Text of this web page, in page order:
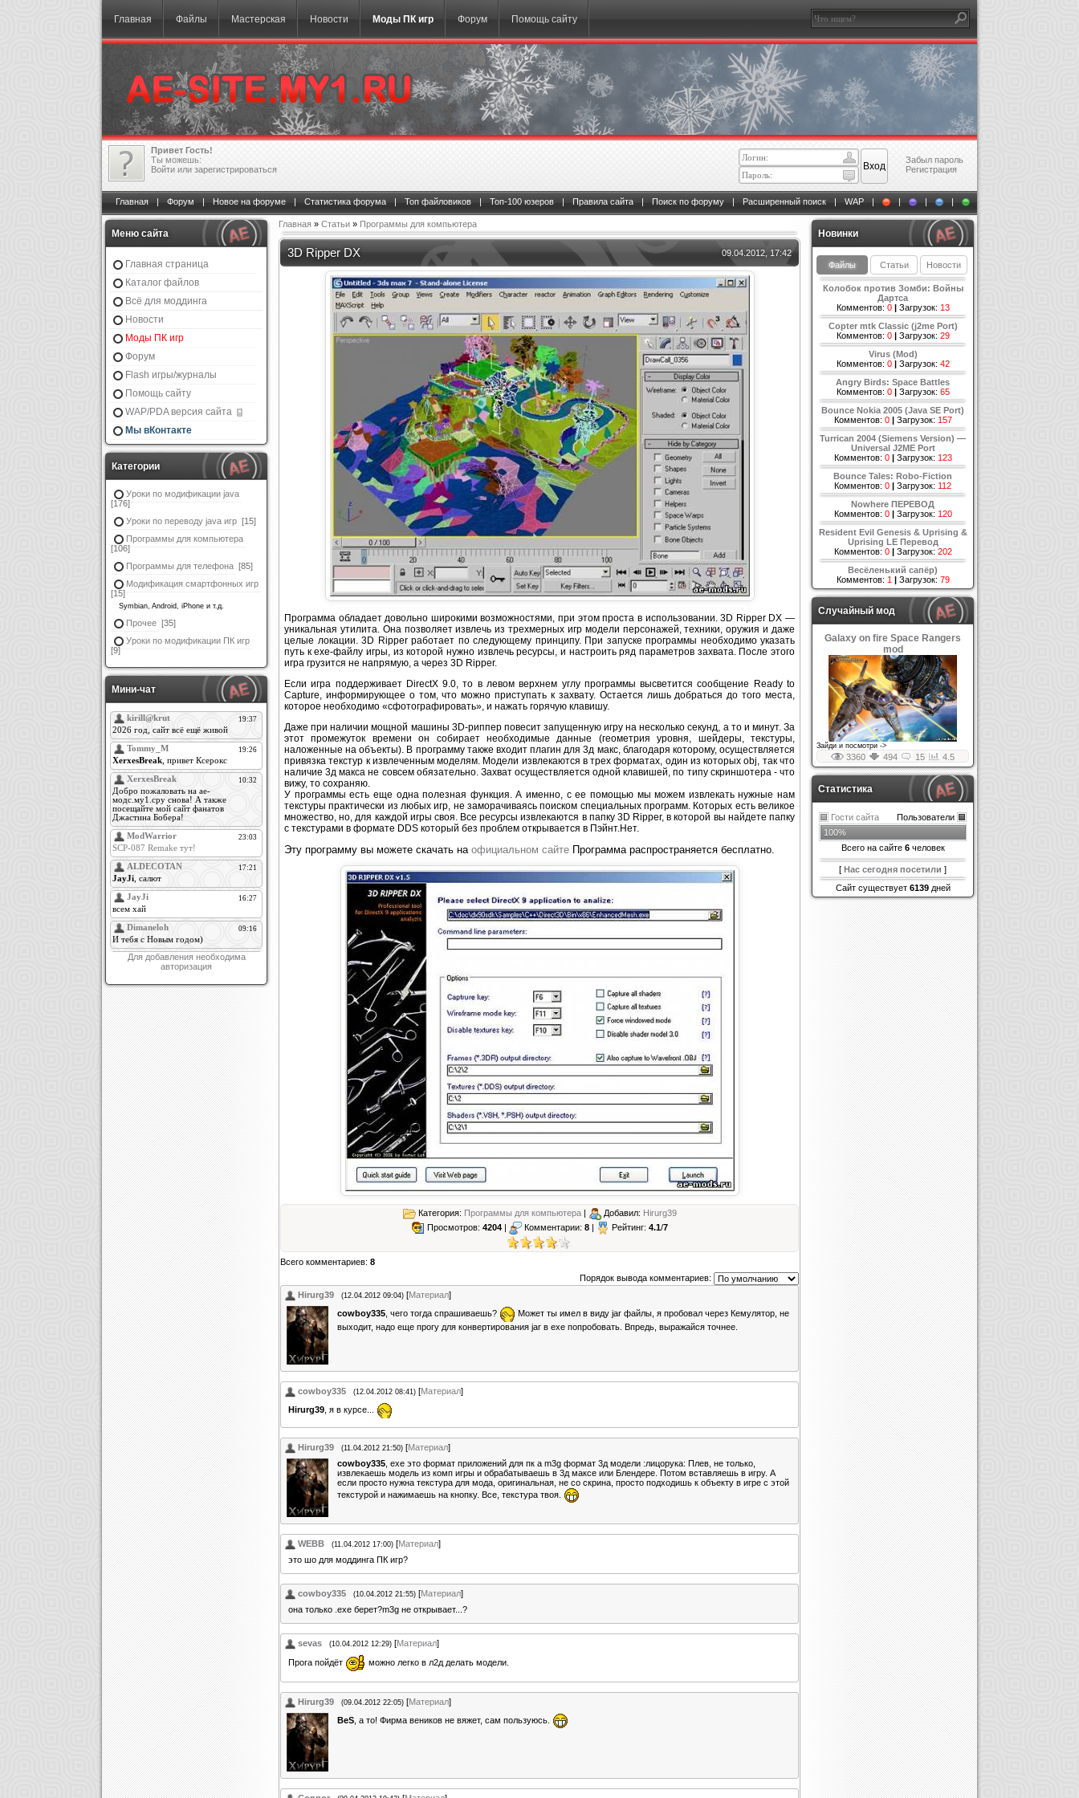
Главная Файлы Мастерская Новости Моды ПК игр Форум Помощь сайту
Привет Гость!
Ты можешь:
Войти или зарегистрироваться
Забыл пароль
Регистрация
Главная | Форум | Новое на форуме | Статистика форума | Топ файловиков | Топ-100 юзеров | Правила сайта | Поиск по форуму | Расширенный поиск | WAP | | | |
Меню сайта
Главная страница
Каталог файлов
Всё для моддинга
Новости
Моды ПК игр
Форум
Flash игры/журналы
Помощь сайту
WAP/PDA версия сайта
Мы вКонтакте
Категории
Уроки по модификации java
[176]
Уроки по переводу java игр [15]
Программы для компьютера
[106]
Программы для телефона [85]
Модификация смартфонных игр
[15]
Symbian, Android, iPhone и т.д.
Прочее [35]
Уроки по модификации ПК игр
[9]
Мини-чат
Для добавления необходима
авторизация
Главная » Статьи » Программы для компьютера
09.04.2012, 17:42
3D Ripper DX
Программа обладает довольно широкими возможностями, при этом проста в использовании. 3D Ripper DX —
уникальная утилита. Она позволяет извлечь из трехмерных игр модели персонажей, техники, оружия и даже
целые локации. 3D Ripper работает по следующему принципу. При запуске программы необходимо указать
путь к exe-файлу игры, из которой нужно извлечь ресурсы, и настроить ряд параметров захвата. После этого
игра грузится не напрямую, а через 3D Ripper.
Если игра поддерживает DirectX 9.0, то в левом верхнем углу программы высветится сообщение Ready to
Capture, информирующее о том, что можно приступать к захвату. Остается лишь добраться до того места,
которое необходимо «сфотографировать», и нажать горячую клавишу.
Даже при наличии мощной машины 3D-риппер повесит запущенную игру на несколько секунд, а то и минут. За
этот промежуток времени он собирает необходимые данные (геометрия уровня, шейдеры, текстуры,
наложенные на объекты). В программу также входит плагин для 3д макс, благодаря которому, осуществляется
привязка текстур к извлеченным моделям. Модели извлекаются в трех форматах, один из которых obj, так что
наличие 3д макса не совсем обязательно. Захват осуществляется одной клавишей, по типу скриншотера - что
вижу, то сохраняю.
У программы есть еще одна полезная функция. А именно, с ее помощью мы можем извлекать нужные нам
текстуры практически из любых игр, не заморачиваясь поиском специальных программ. Которых есть великое
множество, но, для каждой игры своя. Все ресурсы извлекаются в папку 3D Ripper, в которой вы найдете папку
с текстурами в формате DDS который без проблем открывается в Пэйнт.Нет.
Эту программу вы можете скачать на официальном сайте Программа распространяется бесплатно.
Категория: Программы для компьютера| Добавил: Hirurg39
Просмотров: 4204| Комментарии: 8| Рейтинг: 4.1/7
Всего комментариев: 8
Порядок вывода комментариев:
Hirurg39
(12.04.2012 09:04) [Материал]
cowboy335 , чего тогда спрашиваешь?
Может ты имел в виду jar файлы, я пробовал через Кемулятор, не
выходит, надо еще прогу для конвертирования jar в exe попробовать. Впредь, выражайся точнее.
cowboy335 (12.04.2012 08:41) [Материал]
Hirurg39 , я в курсе...
Hirurg39 (11.04.2012 21:50) [Материал]
cowboy335 , exe это формат приложений для пк а m3g формат 3д модели :лицорука: Плев, не только,
извлекаешь модель из комп игры и обрабатываешь в 3д максе или Блендере. Потом вставляешь в игру. А
если просто нужна текстура для мода, оригинальная, не со скрина, просто подходишь к объекту в игре с этой
текстурой и нажимаешь на кнопку. Все, текстура твоя.
WEBB (11.04.2012 17:00) [Материал]
это шо для моддинга ПК игр?
cowboy335 (10.04.2012 21:55) [Материал]
она только .exe берет?m3g не открывает...?
sevas (10.04.2012 12:29) [Материал]
Прога пойдёт
можно легко в л2д делать модели.
Hirurg39 (09.04.2012 22:05) [Материал]
BeS , а то! Фирма веников не вяжет, сам пользуюсь.
Новинки
Файлы Статьи Новости
Колобок против Зомби: Войны
Дартса
Комментов: 0| Загрузок: 13
Copter mtk Classic (j2me Port)
Комментов: 0| Загрузок: 29
Virus (Mod)
Комментов: 0| Загрузок: 42
Angry Birds: Space Battles
Комментов: 0| Загрузок: 65
Bounce Nokia 2005 (Java SE Port)
Комментов: 0| Загрузок: 157
Turrican 2004 (Siemens Version) —
Universal J2ME Port
Комментов: 0| Загрузок: 123
Bounce Tales: Robo-Fiction
Комментов: 0 | Загрузок: 112
Nowhere ПЕРЕВОД
Комментов: 0| Загрузок: 120
Resident Evil Genesis & Uprising &
Uprising LE Перевод
Комментов: 0| Загрузок: 202
Весёленький сапёр)
Комментов: 1 | Загрузок: 79
Случайный мод
Galaxy on fire Space Rangers
mod
Зайди и посмотри ->
3360 494 15 4.5
Статистика
Пользователи
Гости сайта
100%
Всего на сайте 6человек
[ Нас сегодня посетили ]
Сайт существует 6139дней